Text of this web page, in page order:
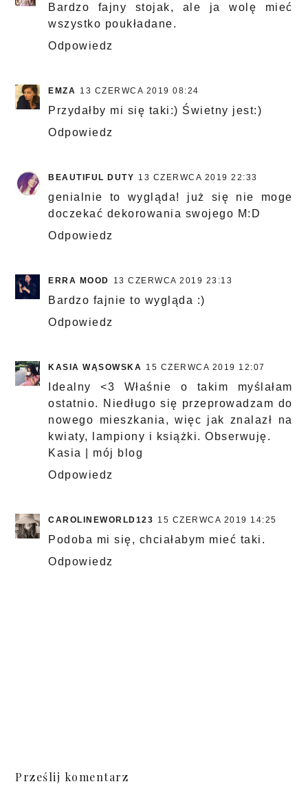
Bardzo fajny stojak, ale ja wolę mieć
wszystko poukładane.
Odpowiedz
EMZA 13 CZERWCA 2019 08:24
Przydałby mi się taki:) Świetny jest:)
Odpowiedz
BEAUTIFUL DUTY 13 CZERWCA 2019 22:33
genialnie to wygląda! już się nie moge
doczekać dekorowania swojego M:D
Odpowiedz
ERRA MOOD 13 CZERWCA 2019 23:13
Bardzo fajnie to wygląda :)
Odpowiedz
KASIA WĄSOWSKA 15 CZERWCA 2019 12:07
Idealny <3 Właśnie o takim myślałam
ostatnio. Niedługo się przeprowadzam do
nowego mieszkania, więc jak znalazł na
kwiaty, lampiony i książki. Obserwuję.
Kasia | mój blog
Odpowiedz
CAROLINEWORLD123 15 CZERWCA 2019 14:25
Podoba mi się, chciałabym mieć taki.
Odpowiedz
Prześlij komentarz